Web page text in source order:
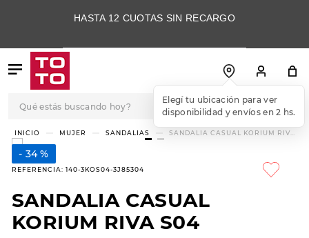
HASTA 12 CUOTAS SIN RECARGO
Elegí tu ubicación para ver
disponibilidad y envíos en 2 hs.
MUJER SANDALIAS
SANDALIA CASUAL KORIUM RIVA
34 %
REFERENCIA: 140-3KOS04-3J85304
SANDALIA CASUAL
KORIUM RIVA S04
TÉRMINOS MÁS
BUSCADOS
3.
skechers slip-ins